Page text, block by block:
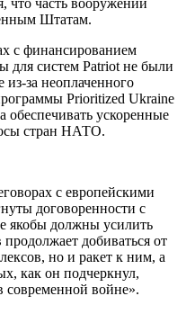
Штатам.
с финансированием
для систем Patriot не были
за неоплаченного
Prioritized Ukraine
обеспечивать ускоренные
стран НАТО.
с европейскими
договоренности с
якобы должны усилить
добиваться от
но и ракет к ним, а
как он подчеркнул,
современной войне».